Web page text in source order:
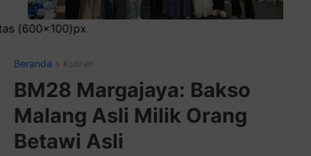
Beranda Kuliner
BM28 Margajaya: Bakso
Malang Asli Milik Orang
Betawi Asli